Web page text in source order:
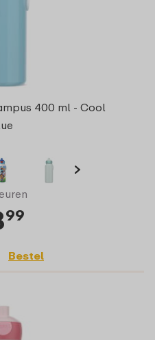
400 ml - Cool
99
Bestel